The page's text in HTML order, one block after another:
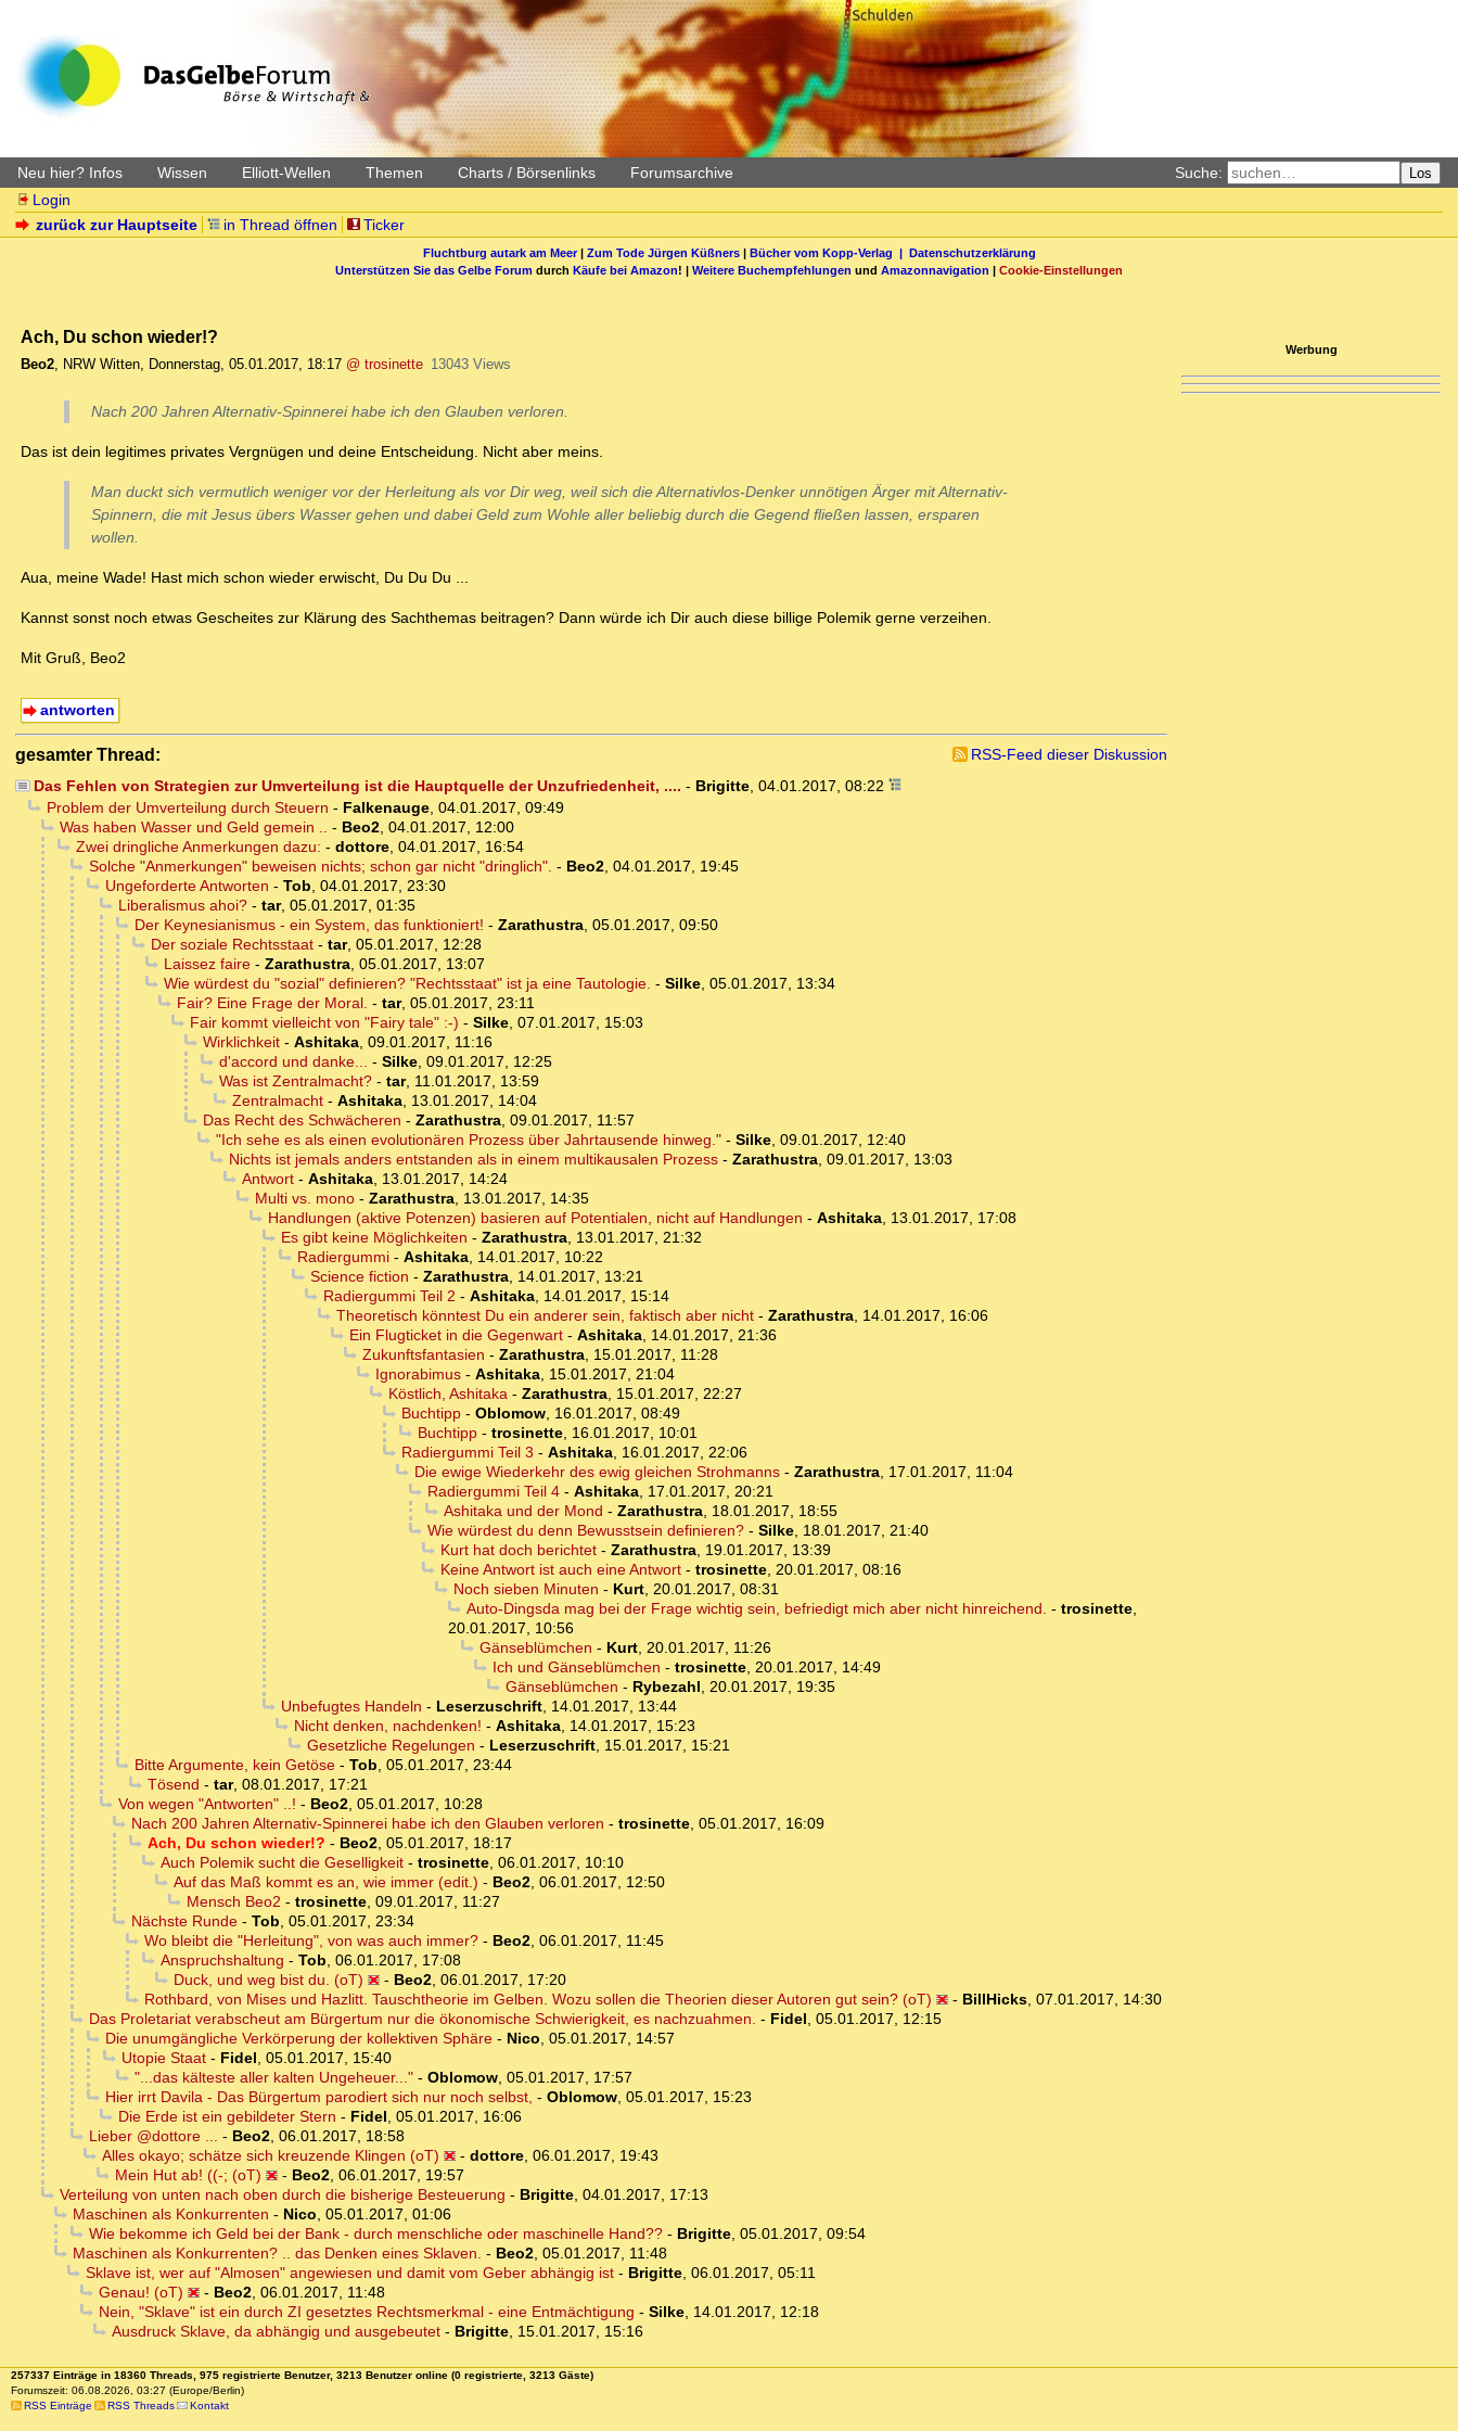
Neu hier? Infos Wissen Elliott-Wellen Themen Charts / Börsenlinks Forumsarchive Suche: Los
Login
zurück zur Hauptseite
in Thread öffnen Ticker
Fluchtburg autark am Meer| Zum Tode Jürgen Küßners| Bücher vom Kopp-Verlag | Datenschutzerklärung
Unterstützen Sie das Gelbe Forum durch Käufe bei Amazon! | Weitere Buchempfehlungen und Amazonnavigation | Cookie-Einstellungen
Ach, Du schon wieder!?
Beo2, NRW Witten, Donnerstag, 05.01.2017, 18:17 @ trosinette 13043 Views
Nach 200 Jahren Alternativ-Spinnerei habe ich den Glauben verloren.
Das ist dein legitimes privates Vergnügen und deine Entscheidung. Nicht aber meins.
Man duckt sich vermutlich weniger vor der Herleitung als vor Dir weg, weil sich die Alternativlos-Denker unnötigen Ärger mit Alternativ-
Spinnern, die mit Jesus übers Wasser gehen und dabei Geld zum Wohle aller beliebig durch die Gegend fließen lassen, ersparen
wollen.
Aua, meine Wade! Hast mich schon wieder erwischt, Du Du Du ...
Kannst sonst noch etwas Gescheites zur Klärung des Sachthemas beitragen? Dann würde ich Dir auch diese billige Polemik gerne verzeihen.
Mit Gruß, Beo2
antworten
gesamter Thread:
RSS-Feed dieser Diskussion
Das Fehlen von Strategien zur Umverteilung ist die Hauptquelle der Unzufriedenheit, .... - Brigitte, 04.01.2017, 08:22
Problem der Umverteilung durch Steuern - Falkenauge, 04.01.2017, 09:49
Was haben Wasser und Geld gemein .. - Beo2, 04.01.2017, 12:00
Zwei dringliche Anmerkungen dazu: - dottore, 04.01.2017, 16:54
Solche "Anmerkungen" beweisen nichts; schon gar nicht "dringlich". - Beo2, 04.01.2017, 19:45
Ungeforderte Antworten - Tob, 04.01.2017, 23:30
Liberalismus ahoi?- tar, 05.01.2017, 01:35
Der Keynesianismus - ein System, das funktioniert! - Zarathustra, 05.01.2017, 09:50
Der soziale Rechtsstaat- tar, 05.01.2017, 12:28
Laissez faire- Zarathustra, 05.01.2017, 13:07
Wie würdest du "sozial" definieren? "Rechtsstaat" ist ja eine Tautologie. - Silke, 05.01.2017, 13:34
Fair? Eine Frage der Moral. - tar, 05.01.2017, 23:11
Fair kommt vielleicht von "Fairy tale" :-) - Silke, 07.01.2017, 15:03
Wirklichkeit- Ashitaka, 09.01.2017, 11:16
d'accord und danke... - Silke, 09.01.2017, 12:25
Was ist Zentralmacht?- tar, 11.01.2017, 13:59
Zentralmacht- Ashitaka, 13.01.2017, 14:04
Das Recht des Schwächeren - Zarathustra, 09.01.2017, 11:57
"Ich sehe es als einen evolutionären Prozess über Jahrtausende hinweg."- Silke, 09.01.2017, 12:40
Nichts ist jemals anders entstanden als in einem multikausalen Prozess- Zarathustra, 09.01.2017, 13:03
Antwort- Ashitaka, 13.01.2017, 14:24
Multi vs. mono- Zarathustra, 13.01.2017, 14:35
Handlungen (aktive Potenzen) basieren auf Potentialen, nicht auf Handlungen - Ashitaka, 13.01.2017, 17:08
Es gibt keine Möglichkeiten - Zarathustra, 13.01.2017, 21:32
Radiergummi- Ashitaka, 14.01.2017, 10:22
Science fiction - Zarathustra, 14.01.2017, 13:21
Radiergummi Teil 2 - Ashitaka, 14.01.2017, 15:14
Theoretisch könntest Du ein anderer sein, faktisch aber nicht- Zarathustra, 14.01.2017, 16:06
Ein Flugticket in die Gegenwart- Ashitaka, 14.01.2017, 21:36
Zukunftsfantasien - Zarathustra, 15.01.2017, 11:28
Ignorabimus- Ashitaka, 15.01.2017, 21:04
Köstlich, Ashitaka- Zarathustra, 15.01.2017, 22:27
Buchtipp- Oblomow, 16.01.2017, 08:49
Buchtipp- trosinette, 16.01.2017, 10:01
Radiergummi Teil 3 - Ashitaka, 16.01.2017, 22:06
Die ewige Wiederkehr des ewig gleichen Strohmanns- Zarathustra, 17.01.2017, 11:04
Radiergummi Teil 4- Ashitaka, 17.01.2017, 20:21
Ashitaka und der Mond - Zarathustra, 18.01.2017, 18:55
Wie würdest du denn Bewusstsein definieren?- Silke, 18.01.2017, 21:40
Kurt hat doch berichtet- Zarathustra, 19.01.2017, 13:39
Keine Antwort ist auch eine Antwort- trosinette, 20.01.2017, 08:16
Noch sieben Minuten - Kurt, 20.01.2017, 08:31
Auto-Dingsda mag bei der Frage wichtig sein, befriedigt mich aber nicht hinreichend. - trosinette,
20.01.2017, 10:56
Gänseblümchen - Kurt, 20.01.2017, 11:26
Ich und Gänseblümchen - trosinette, 20.01.2017, 14:49
Gänseblümchen - Rybezahl, 20.01.2017, 19:35
Unbefugtes Handeln - Leserzuschrift, 14.01.2017, 13:44
Nicht denken, nachdenken! - Ashitaka, 14.01.2017, 15:23
Gesetzliche Regelungen - Leserzuschrift, 15.01.2017, 15:21
Bitte Argumente, kein Getöse- Tob, 05.01.2017, 23:44
Tösend - tar, 08.01.2017, 17:21
Von wegen "Antworten" ..! - Beo2, 05.01.2017, 10:28
Nach 200 Jahren Alternativ-Spinnerei habe ich den Glauben verloren - trosinette, 05.01.2017, 16:09
Ach, Du schon wieder!? - Beo2, 05.01.2017, 18:17
Auch Polemik sucht die Geselligkeit- trosinette, 06.01.2017, 10:10
Auf das Maß kommt es an, wie immer (edit.) - Beo2, 06.01.2017, 12:50
Mensch Beo2 - trosinette, 09.01.2017, 11:27
Nächste Runde- Tob, 05.01.2017, 23:34
Wo bleibt die "Herleitung", von was auch immer?- Beo2, 06.01.2017, 11:45
Anspruchshaltung - Tob, 06.01.2017, 17:08
Duck, und weg bist du. (oT)
- Beo2, 06.01.2017, 17:20
Rothbard, von Mises und Hazlitt. Tauschtheorie im Gelben. Wozu sollen die Theorien dieser Autoren gut sein? (oT)
- BillHicks, 07.01.2017, 14:30
Das Proletariat verabscheut am Bürgertum nur die ökonomische Schwierigkeit, es nachzuahmen. - Fidel, 05.01.2017, 12:15
Die unumgängliche Verkörperung der kollektiven Sphäre- Nico, 05.01.2017, 14:57
Utopie Staat- Fidel, 05.01.2017, 15:40
"...das kälteste aller kalten Ungeheuer..."- Oblomow, 05.01.2017, 17:57
Hier irrt Davila - Das Bürgertum parodiert sich nur noch selbst, - Oblomow, 05.01.2017, 15:23
Die Erde ist ein gebildeter Stern - Fidel, 05.01.2017, 16:06
Lieber @dottore ... - Beo2, 06.01.2017, 18:58
Alles okayo; schätze sich kreuzende Klingen (oT)
- dottore, 06.01.2017, 19:43
Mein Hut ab! ((-; (oT)
- Beo2, 06.01.2017, 19:57
Verteilung von unten nach oben durch die bisherige Besteuerung - Brigitte, 04.01.2017, 17:13
Maschinen als Konkurrenten - Nico, 05.01.2017, 01:06
Wie bekomme ich Geld bei der Bank - durch menschliche oder maschinelle Hand??- Brigitte, 05.01.2017, 09:54
Maschinen als Konkurrenten? .. das Denken eines Sklaven. - Beo2, 05.01.2017, 11:48
Sklave ist, wer auf "Almosen" angewiesen und damit vom Geber abhängig ist- Brigitte, 06.01.2017, 05:11
Genau! (oT)
- Beo2, 06.01.2017, 11:48
Nein, "Sklave" ist ein durch ZI gesetztes Rechtsmerkmal - eine Entmächtigung - Silke, 14.01.2017, 12:18
Ausdruck Sklave, da abhängig und ausgebeutet- Brigitte, 15.01.2017, 15:16
Werbung
257337 Einträge in 18360 Threads, 975 registrierte Benutzer, 3213 Benutzer online (0 registrierte, 3213 Gäste)
Forumszeit: 06.08.2026, 03:27 (Europe/Berlin)
RSS Einträge
RSS Threads Kontakt